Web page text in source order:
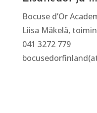
Bocuse d’Or
Liisa Mäkelä,
041 3272 779